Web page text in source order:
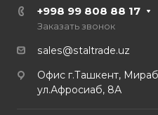
+998 99 808 88 17
Заказать звонок
sales@staltrade.uz
Офис г.Ташкент,
ул.Афросиаб, 8А